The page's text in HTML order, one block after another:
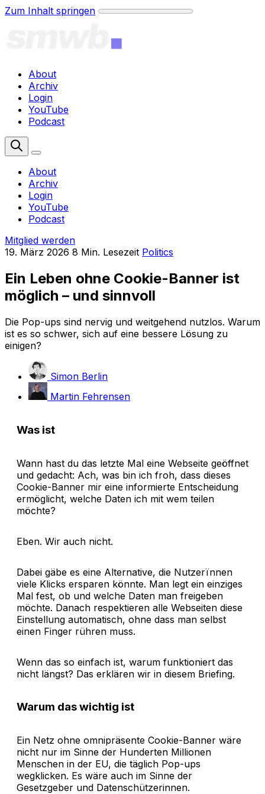
Zum Inhalt springen
About
Archiv
Login
YouTube
Podcast
About
Archiv
Login
YouTube
Podcast
Mitglied werden
19. März 2026 8 Min. Lesezeit Politics
Ein Leben ohne Cookie-Banner ist
möglich – und sinnvoll
Die Pop-ups sind nervig und weitgehend nutzlos. Warum
ist es so schwer, sich auf eine bessere Lösung zu
einigen?
Simon Berlin
Martin Fehrensen
Was ist
Wann hast du das letzte Mal eine Webseite geöffnet
und gedacht: Ach, was bin ich froh, dass dieses
Cookie-Banner mir eine informierte Entscheidung
ermöglicht, welche Daten ich mit wem teilen
möchte?
Eben. Wir auch nicht.
Dabei gäbe es eine Alternative, die Nutzerïnnen
viele Klicks ersparen könnte. Man legt ein einziges
Mal fest, ob und welche Daten man freigeben
möchte. Danach respektieren alle Webseiten diese
Einstellung automatisch, ohne dass man selbst
einen Finger rühren muss.
Wenn das so einfach ist, warum funktioniert das
nicht längst? Das erklären wir in diesem Briefing.
Warum das wichtig ist
Ein Netz ohne omnipräsente Cookie-Banner wäre
nicht nur im Sinne der Hunderten Millionen
Menschen in der EU, die täglich Pop-ups
wegklicken. Es wäre auch im Sinne der
Gesetzgeber und Datenschützerinnen.